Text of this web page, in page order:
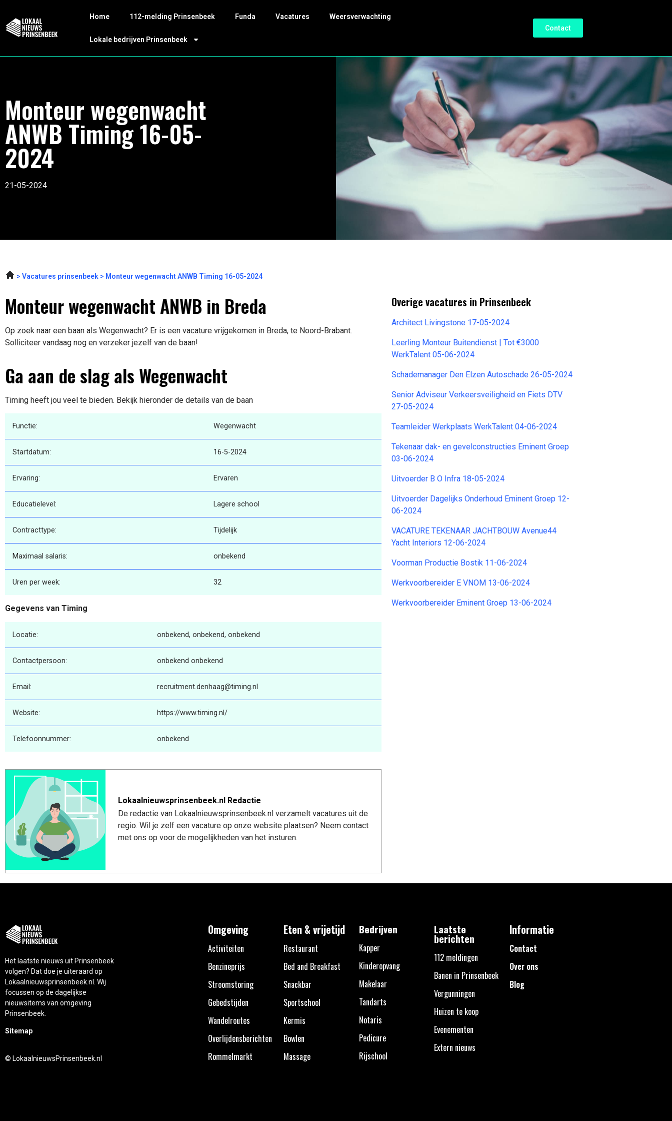
Home 112-melding Prinsenbeek Funda Vacatures Weersverwachting
Lokale bedrijven Prinsenbeek
Contact
Monteur wegenwacht
ANWB Timing 16-05-
2024
21-05-2024
Vacatures prinsenbeek Monteur wegenwacht ANWB Timing 16-05-2024
Monteur wegenwacht ANWB in Breda
Op zoek naar een baan als Wegenwacht? Er is een vacature vrijgekomen in Breda, te Noord-Brabant.
Solliciteer vandaag nog en verzeker jezelf van de baan!
Ga aan de slag als Wegenwacht
Timing heeft jou veel te bieden. Bekijk hieronder de details van de baan
Functie: Wegenwacht
Startdatum: 16-5-2024
Ervaring: Ervaren
Educatielevel: Lagere school
Contracttype: Tijdelijk
Maximaal salaris: onbekend
Uren per week: 32
Gegevens van Timing
Locatie: onbekend, onbekend, onbekend
Contactpersoon: onbekend onbekend
Email: recruitment.denhaag@timing.nl
Website: https://www.timing.nl/
Telefoonnummer: onbekend
Lokaalnieuwsprinsenbeek.nl Redactie
De redactie van Lokaalnieuwsprinsenbeek.nl verzamelt vacatures uit de
regio. Wil je zelf een vacature op onze website plaatsen? Neem contact
met ons op voor de mogelijkheden van het insturen.
Overige vacatures in Prinsenbeek
Architect Livingstone 17-05-2024
Leerling Monteur Buitendienst | Tot €3000
WerkTalent 05-06-2024
Schademanager Den Elzen Autoschade 26-05-2024
Senior Adviseur Verkeersveiligheid en Fiets DTV
27-05-2024
Teamleider Werkplaats WerkTalent 04-06-2024
Tekenaar dak- en gevelconstructies Eminent Groep
03-06-2024
Uitvoerder B O Infra 18-05-2024
Uitvoerder Dagelijks Onderhoud Eminent Groep 12-
06-2024
VACATURE TEKENAAR JACHTBOUW Avenue44
Yacht Interiors 12-06-2024
Voorman Productie Bostik 11-06-2024
Werkvoorbereider E VNOM 13-06-2024
Werkvoorbereider Eminent Groep 13-06-2024
Het laatste nieuws uit Prinsenbeek
volgen? Dat doe je uiteraard op
Lokaalnieuwsprinsenbeek.nl. Wij
focussen op de dagelijkse
nieuwsitems van omgeving
Prinsenbeek.
Sitemap
© LokaalnieuwsPrinsenbeek.nl
Omgeving
Activiteiten
Benzineprijs
Stroomstoring
Gebedstijden
Wandelroutes
Overlijdensberichten
Rommelmarkt
Eten & vrijetijd
Restaurant
Bed and Breakfast
Snackbar
Sportschool
Kermis
Bowlen
Massage
Bedrijven
Kapper
Kinderopvang
Makelaar
Tandarts
Notaris
Pedicure
Rijschool
Laatste
berichten
112 meldingen
Banen in Prinsenbeek
Vergunningen
Huizen te koop
Evenementen
Extern nieuws
Informatie
Contact
Over ons
Blog